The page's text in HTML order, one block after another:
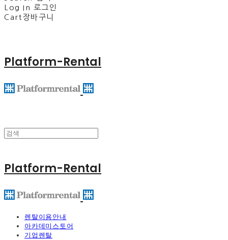
Log In 로그인
Cart 장바구니
Platform-Rental
Platform-Rental
렌탈이용안내
아카데미스토어
기업렌탈